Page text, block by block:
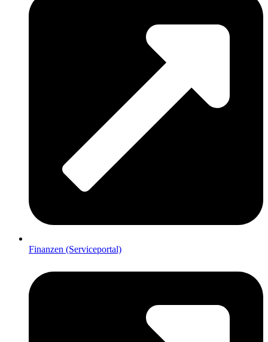
Finanzen (Serviceportal)